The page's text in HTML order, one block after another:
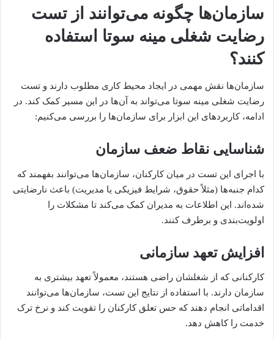
سازمان‌ها چگونه می‌توانند از تست
رضایت شغلی مینه سوتا استفاده
کنند؟
سازمان‌ها نقش مهمی در ایجاد محیط کاری مطلوب دارند و تست
رضایت شغلی مینه سوتا می‌تواند به آن‌ها در این مسیر کمک کند. در
ادامه، کاربردهای این ابزار برای سازمان‌ها را بررسی می‌کنیم:
شناسایی نقاط ضعف سازمان
با اجرای این تست در میان کارکنان، سازمان‌ها می‌توانند بفهمند که
کدام جنبه‌ها (مثلاً حقوق، شرایط فیزیکی یا مدیریت) باعث نارضایتی
شده‌اند. این اطلاعات به مدیران کمک می‌کند تا مشکلات را
اولویت‌بندی و برطرف کنند.
افزایش تعهد سازمانی
کارکنانی که از شغلشان راضی هستند، معمولاً تعهد بیشتری به
سازمان دارند. با استفاده از نتایج این تست، سازمان‌ها می‌توانند
اقداماتی انجام دهند که حس تعلق کارکنان را تقویت کند و نرخ ترک
خدمت را کاهش دهد.